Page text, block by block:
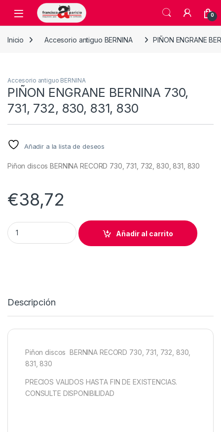
Skip to navigation
Skip to content
Open 0
Inicio Accesorio antiguo BERNINA PIÑON ENGRANE
Accesorio antiguo BERNINA
PIÑON ENGRANE BERNINA 730,
731, 732, 830, 831, 830
Añadir a la lista de deseos
Piñon discos BERNINA RECORD 730, 731, 732, 830, 831, 830
€38,72
PIÑON ENGRANE BERNINA 730, 731, 732, 830, 831, 830
Añadir al carrito
Descripción
Piñon discos BERNINA RECORD 730, 731, 732, 830,
831, 830
PRECIOS VALIDOS HASTA FIN DE EXISTENCIAS.
CONSULTE DISPONIBILIDAD